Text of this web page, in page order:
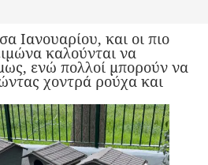
Ιανουαρίου, και οι πιο
καλούνται να
ενώ πολλοί μπορούν να
χοντρά ρούχα και